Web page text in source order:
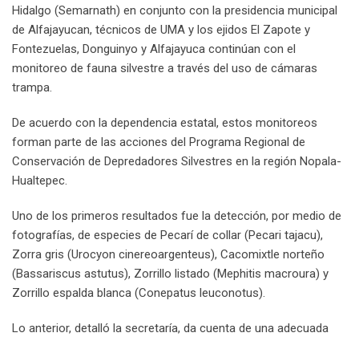
Hidalgo (Semarnath) en conjunto con la presidencia municipal
de Alfajayucan, técnicos de UMA y los ejidos El Zapote y
Fontezuelas, Donguinyo y Alfajayuca continúan con el
monitoreo de fauna silvestre a través del uso de cámaras
trampa.
De acuerdo con la dependencia estatal, estos monitoreos
forman parte de las acciones del Programa Regional de
Conservación de Depredadores Silvestres en la región Nopala-
Hualtepec.
Uno de los primeros resultados fue la detección, por medio de
fotografías, de especies de Pecarí de collar (Pecari tajacu),
Zorra gris (Urocyon cinereoargenteus), Cacomixtle norteño
(Bassariscus astutus), Zorrillo listado (Mephitis macroura) y
Zorrillo espalda blanca (Conepatus leuconotus).
Lo anterior, detalló la secretaría, da cuenta de una adecuada